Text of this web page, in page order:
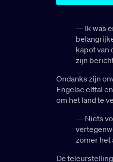
— Ik was
kapot van
zijn
Ondanks zijn
Engelse elftal
om het land te
— Niets
zomer het
De